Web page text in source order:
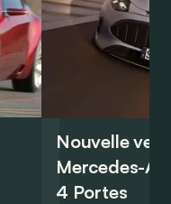
Nouvelle
Mercedes-
4 Portes